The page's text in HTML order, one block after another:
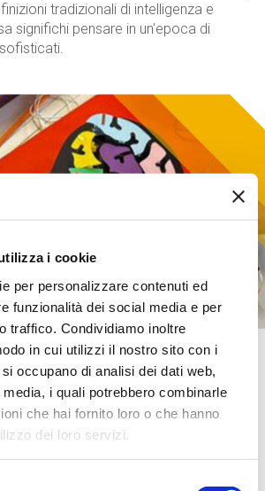
i cookie
per personalizzare contenuti ed
funzionalità dei social media e per
traffico. Condividiamo inoltre
in cui utilizzi il nostro sito con i
occupano di analisi dei dati web,
i quali potrebbero combinarle
che hai fornito loro o che hanno
dei loro servizi.
tradizionali di intelligenza e
significhi pensare in un'epoca di
il cervello?
un cervello in cartoncino cercando di